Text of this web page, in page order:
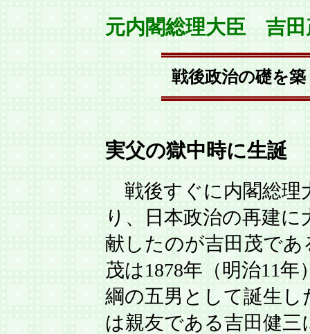
元内閣総理大臣 吉田
戦後政治の礎を築
実父の獄中時に生誕
戦後すぐに内閣総理
り、日本政治の再建に
献したのが吉田茂であ
茂は1878年（明治11年
綱の五男として誕生し
は親友である吉田健三